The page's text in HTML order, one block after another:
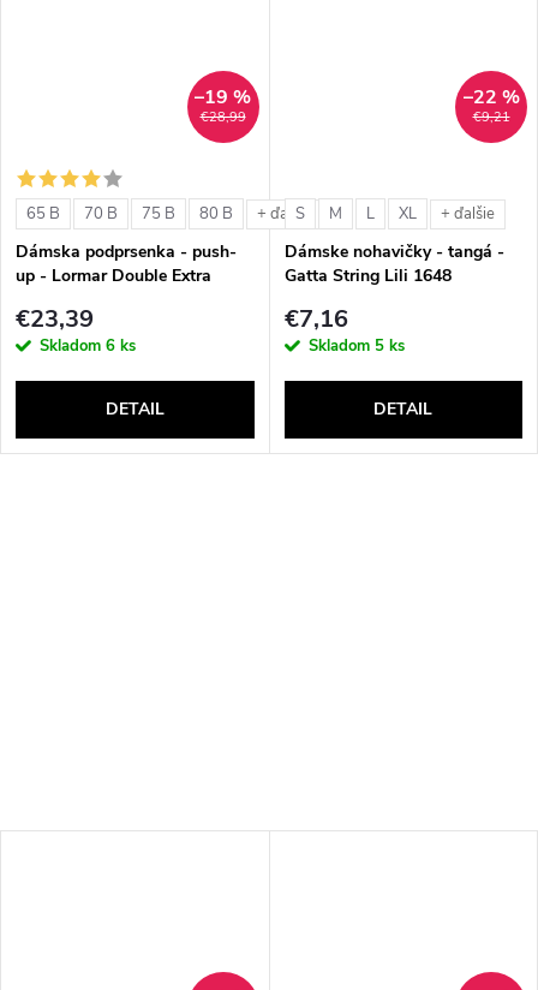
€28,99
–19 %
65 B 70 B 75 B 80 B + ďalšie
Dámska podprsenka - push-
up - Lormar Double Extra
€23,39
Skladom 6 ks
DETAIL
€9,21
–22 %
S M L XL + ďalšie
Dámske nohavičky - tangá -
Gatta String Lili 1648
€7,16
Skladom 5 ks
DETAIL